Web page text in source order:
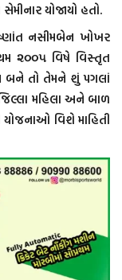
યોજાયો હતો.
નસીમબેન ખોખર
૨૦૦૫ વિષે વિસ્તૃત
બને તો તેમને શું પગલાં
મહિલા અને બાળ
યોજનાઓ વિશે માહિતી